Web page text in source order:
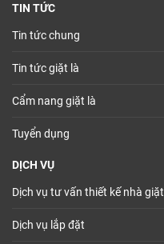
TIN TỨC
Tin tức chung
Tin tức giặt là
Cẩm nang giặt là
Tuyển dụng
DỊCH VỤ
Dịch vụ tư vấn thiết kế nhà giặt
Dịch vụ lắp đặt